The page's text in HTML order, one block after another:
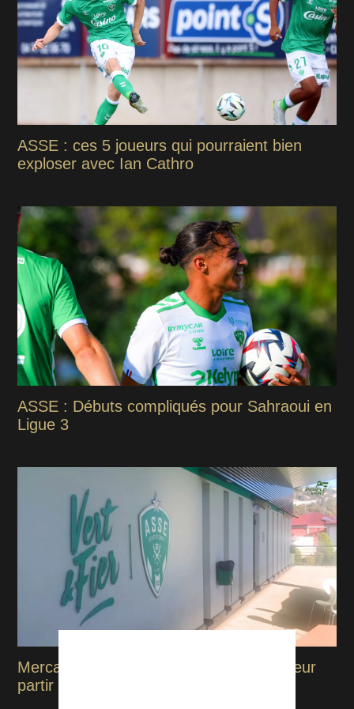
ASSE : ces 5 joueurs qui pourraient bien
exploser avec Ian Cathro
ASSE : Débuts compliqués pour Sahraoui en
Ligue 3
Mercato : Volte-face, l’ASSE voit un joueur
partir avant de signer